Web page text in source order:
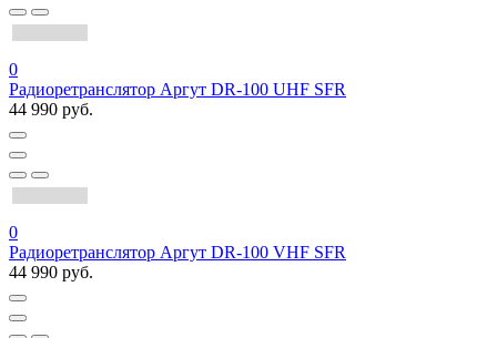
0
Радиоретранслятор Аргут DR-100 UHF SFR
44 990 руб.
0
Радиоретранслятор Аргут DR-100 VHF SFR
44 990 руб.